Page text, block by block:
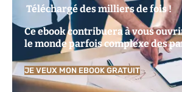
Téléchargé des milliers de fois !
Ce ebook contribuera à vous
le monde parfois complexe des
JE VEUX MON EBOOK GRATUIT